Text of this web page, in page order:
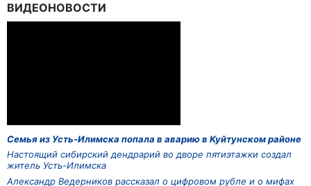
ВИДЕОНОВОСТИ
Семья из Усть-Илимска попала в аварию в Куйтунском районе
Настоящий сибирский дендрарий во дворе пятиэтажки создал
житель Усть-Илимска
Александр Ведерников рассказал о цифровом рубле и о мифах